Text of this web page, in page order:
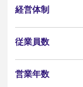
経営体制
従業員数
営業年数